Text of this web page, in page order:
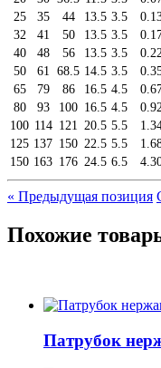
25
35 44 13.5 3.5
32
41 50 13.5 3.5
40
48 56 13.5 3.5
0.22
50
61 68.5 14.5 3.5
65
79 86 16.5 4.5
80
93 100 16.5 4.5
0.92
100 114 121 20.5 5.5
125 137 150 22.5 5.5
150 163 176 24.5 6.5
« Предыдущая позиция
Похожие
Патрубок